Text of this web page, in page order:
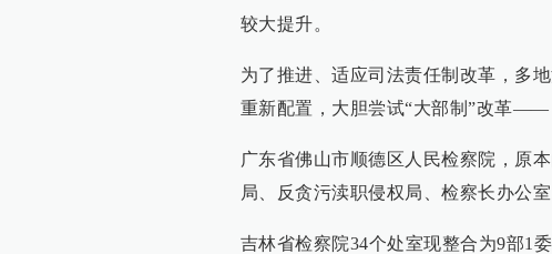
较大提升。
为了推进、适应司法责任制改革，多
重新配置，大胆尝试“大部制”改革——
广东省佛山市顺德区人民检察院，原
局、反贪污渎职侵权局、检察长办公室
吉林省检察院34个处室现整合为9部1